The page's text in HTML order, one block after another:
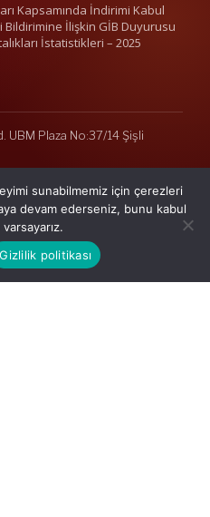
Kapsamında İndirimi Kabul
İlişkin GİB Duyurusu
İstatistikleri – 2025
UBM Plaza No:37/14 Şişli
sunabilmemiz için çerezleri
devam ederseniz, bunu kabul
Gizlilik politikası